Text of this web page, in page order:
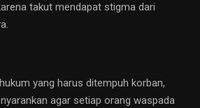
takut mendapat stigma dari
yang harus ditempuh korban,
agar setiap orang waspada